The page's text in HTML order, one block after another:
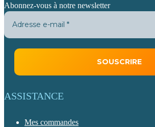
Abonnez-vous à notre newsletter
ASSISTANCE
Mes commandes